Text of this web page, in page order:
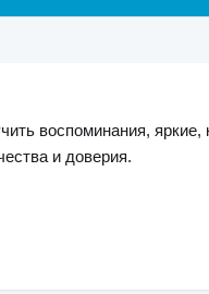
воспоминания, яркие,
и доверия.